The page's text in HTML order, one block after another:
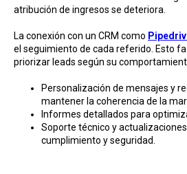
atribución de ingresos se deteriora.
La conexión con un CRM como
el seguimiento de cada referido. Esto
priorizar leads según su
Personalización de mensajes y
mantener la coherencia de la
Informes detallados para
Soporte técnico y
cumplimiento y seguridad.